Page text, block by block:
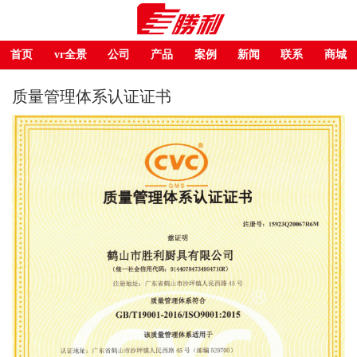
首页 vr全景 公司 产品 案例 新闻 联系 商城
质量管理体系认证证书